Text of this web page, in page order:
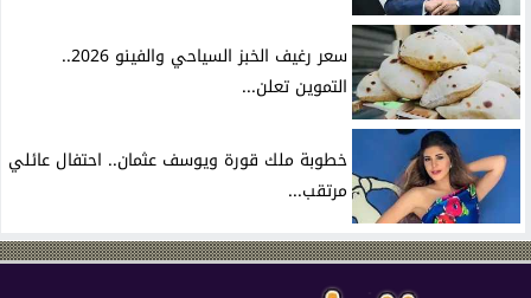
سعر رغيف الخبز السياحي والفينو 2026..
التموين تعلن...
خطوبة ملك قورة ويوسف عثمان.. احتفال عائلي
مرتقب...